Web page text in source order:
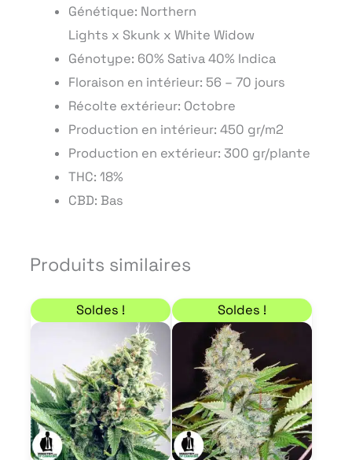
Génétique: Northern
Lights x Skunk x White Widow
Génotype: 60% Sativa 40% Indica
Floraison en intérieur: 56 – 70 jours
Récolte extérieur: Octobre
Production en intérieur: 450 gr/m2
Production en extérieur: 300 gr/plante
THC: 18%
CBD: Bas
Produits similaires
Soldes !Plage de prix : 10,63 € à 21,25 €
Ce
produit
a
plusieurs
variations.
Les
options
Soldes !Plage de prix : 12,75
Ce
produit
Les
options